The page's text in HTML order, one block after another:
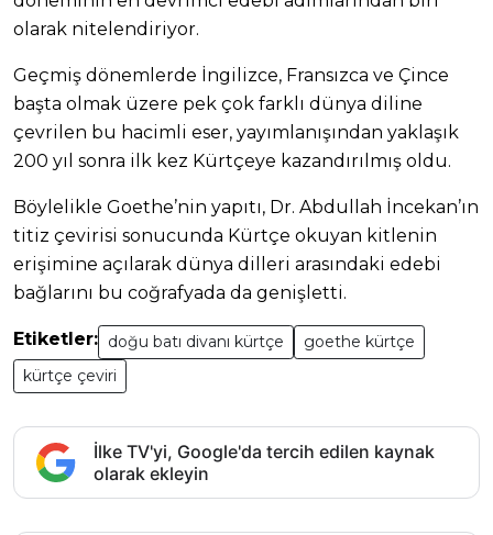
olarak nitelendiriyor.
Geçmiş dönemlerde İngilizce, Fransızca ve Çince
başta olmak üzere pek çok farklı dünya diline
çevrilen bu hacimli eser, yayımlanışından yaklaşık
200 yıl sonra ilk kez Kürtçeye kazandırılmış oldu.
Böylelikle Goethe’nin yapıtı, Dr. Abdullah İncekan’ın
titiz çevirisi sonucunda Kürtçe okuyan kitlenin
erişimine açılarak dünya dilleri arasındaki edebi
bağlarını bu coğrafyada da genişletti.
Etiketler: doğu batı divanı kürtçe
goethe kürtçe
kürtçe çeviri
İlke TV'yi, Google'da tercih edilen kaynak
olarak ekleyin